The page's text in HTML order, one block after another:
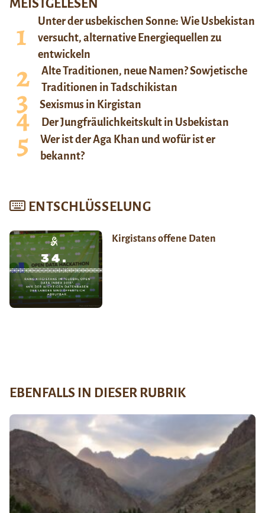
MEISTGELESEN
Unter der usbekischen Sonne: Wie Usbekistan
versucht, alternative Energiequellen zu
entwickeln
Alte Traditionen, neue Namen? Sowjetische
Traditionen in Tadschikistan
Sexismus in Kirgistan
Der Jungfräulichkeitskult in Usbekistan
Wer ist der Aga Khan und wofür ist er
bekannt?
ENTSCHLÜSSELUNG
Kirgistans offene Daten
EBENFALLS IN DIESER RUBRIK